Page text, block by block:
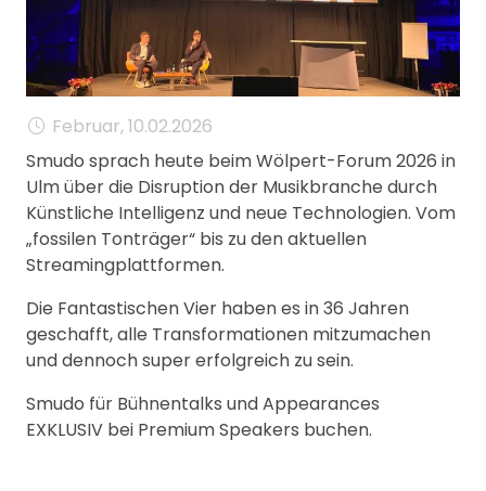
BACKSTAGE
AGENTUR
KONTAKT & STANDORTE
MANAGEMENT
FAQ
Februar, 10.02.2026
Smudo sprach heute beim Wölpert-Forum 2026 in
Ulm über die Disruption der Musikbranche durch
Künstliche Intelligenz und neue Technologien. Vom
„fossilen Tonträger“ bis zu den aktuellen
Streamingplattformen.
Die Fantastischen Vier haben es in 36 Jahren
geschafft, alle Transformationen mitzumachen
und dennoch super erfolgreich zu sein.
Smudo für Bühnentalks und Appearances
EXKLUSIV bei Premium Speakers buchen.